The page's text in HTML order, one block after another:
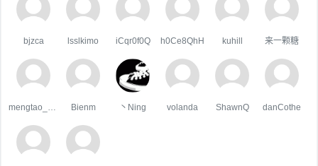
bjzca lsslkimo iCqr0f0Q h0Ce8QhH kuhill 来一颗糖
Bienm 丶Ning volanda ShawnQ danCothe